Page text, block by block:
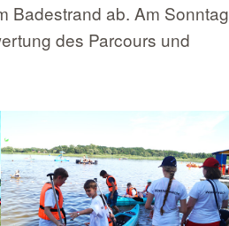
Badestrand ab. Am Sonntag
des Parcours und